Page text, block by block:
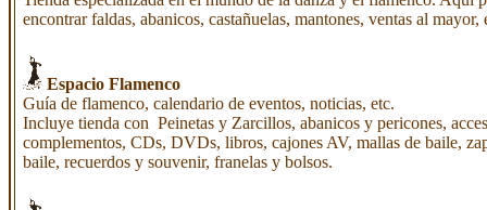
encontrar faldas, abanicos, castañuelas, mantones, ventas al mayor,
Espacio Flamenco
Guía de flamenco, calendario de eventos, noticias, etc.
Incluye tienda con Peinetas y Zarcillos, abanicos y pericones,
complementos, CDs, DVDs, libros, cajones AV, mallas de baile,
baile, recuerdos y souvenir, franelas y bolsos.